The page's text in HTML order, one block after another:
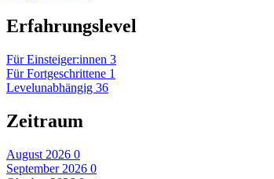
Erfahrungslevel
Für Einsteiger:innen 3
Für Fortgeschrittene 1
Levelunabhängig 36
Zeitraum
August 2026 0
September 2026 0